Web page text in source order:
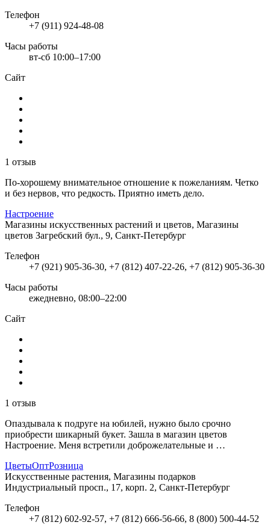
Телефон
+7 (911) 924-48-08
Часы работы
вт-сб 10:00–17:00
Сайт
1 отзыв
По-хорошему внимательное отношение к пожеланиям. Четко
и без нервов, что редкость. Приятно иметь дело.
Настроение
Магазины искусственных растений и цветов, Магазины
цветов Загребский бул., 9, Санкт-Петербург
Телефон
+7 (921) 905-36-30, +7 (812) 407-22-26, +7 (812) 905-36-30
Часы работы
ежедневно, 08:00–22:00
Сайт
1 отзыв
Опаздывала к подруге на юбилей, нужно было срочно
приобрести шикарный букет. Зашла в магазин цветов
Настроение. Меня встретили доброжелательные и …
ЦветыОптРозница
Искусственные растения, Магазины подарков
Индустриальный просп., 17, корп. 2, Санкт-Петербург
Телефон
+7 (812) 602-92-57, +7 (812) 666-56-66, 8 (800) 500-44-52